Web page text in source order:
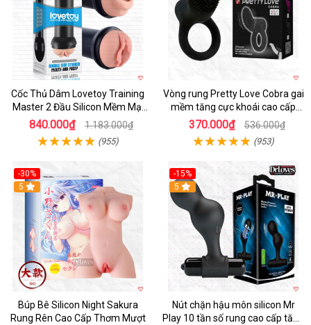
Cốc Thủ Dâm Lovetoy Training
Master 2 Đầu Silicon Mềm Mại
Tiện Lợi
840.000₫ 1.183.000₫
(955)
Vòng rung Pretty Love Cobra gai
mềm tăng cực khoái cao cấp
chính hãng
370.000₫ 536.000₫
(953)
-30%
Hot
5
Búp Bê Silicon Night Sakura
Rung Rên Cao Cấp Thơm Mượt
-15%
Hot
5
Nút chặn hậu môn silicon Mr
Play 10 tần số rung cao cấp tăng